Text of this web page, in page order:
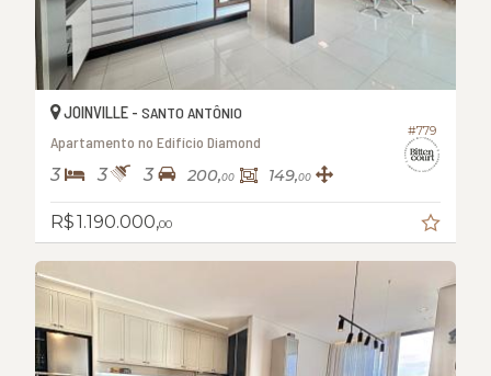
#779
JOINVILLE - SANTO ANTÔNIO
Apartamento no Edifício Diamond
3 3 3 200,00 149,00
R$ 1.190.000,00